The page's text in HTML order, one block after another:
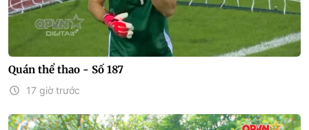
Quán thể thao - Số 187
17 giờ trước